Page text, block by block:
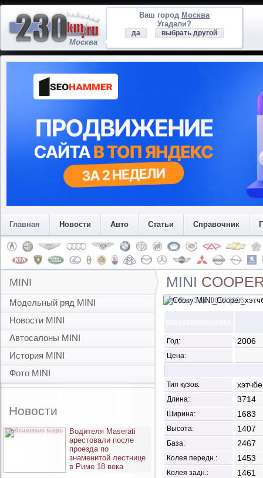
Москва
Ваш город Москва
Угадали?
да выбрать другой
Главная Новости Авто Статьи Справочник
MINI
Модельный ряд MINI
Новости MINI
Автосалоны MINI
История MINI
Фото MINI
Новости
опубликовано вчера
Водителя Maserati
арестовали после
проезда по
знаменитой лестнице
в Риме 18 века
MINI
хэтчбек 3 дв. JCW 2006
Год: 2006
Цена:
Тип кузов:
Длина: 3714
Ширина: 1683
Высота: 1407
База: 2467
Колея передн.: 1453
Колея задн.: 1461